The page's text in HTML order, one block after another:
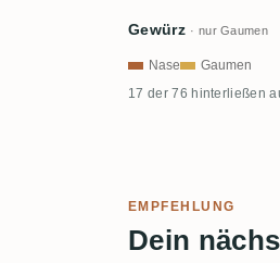
Gewürz · nur Gaumen
Nase Gaumen
17 der 76 hinterließen
EMPFEHLUNG
Dein